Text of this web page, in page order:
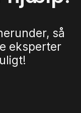
så
eksperter